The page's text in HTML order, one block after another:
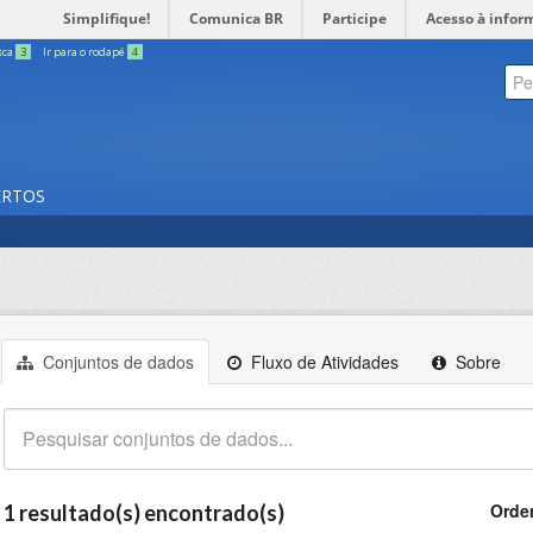
Simplifique! Comunica BR Participe Acesso à
3 Ir para o rodapé 4
Conjuntos de dados Fluxo de Atividades Sobre
1 resultado(s) encontrado(s)